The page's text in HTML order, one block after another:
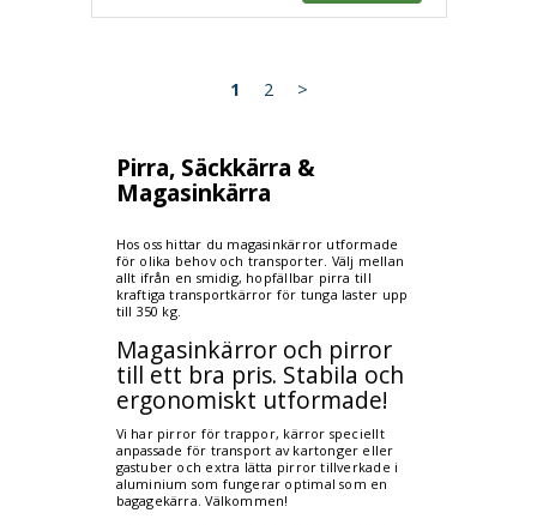
1 2 >
Pirra, Säckkärra &
Magasinkärra
Hos oss hittar du magasinkärror utformade
för olika behov och transporter. Välj mellan
allt ifrån en smidig, hopfällbar pirra till
kraftiga transportkärror för tunga laster upp
till 350 kg.
Magasinkärror och pirror
till ett bra pris. Stabila och
ergonomiskt utformade!
Vi har pirror för trappor, kärror speciellt
anpassade för transport av kartonger eller
gastuber och extra lätta pirror tillverkade i
aluminium som fungerar optimal som en
bagagekärra. Välkommen!